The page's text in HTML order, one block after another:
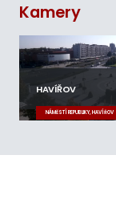
Kamery
HAVÍŘOV
NÁMĚSTÍ REPUBLIKY, HAVÍŘOV